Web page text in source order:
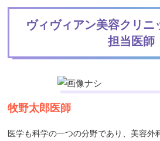
ヴィヴィアン美容クリニ
担当医師
牧野太郎医師
医学も科学の一つの分野であり、美容外